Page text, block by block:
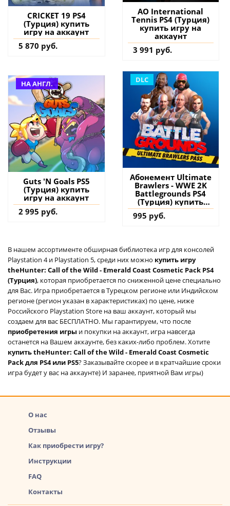
CRICKET 19 PS4
(Турция) купить
игру на аккаунт
5 870 руб.
AO International
Tennis PS4 (Турция)
купить игру на
аккаунт
3 991 руб.
НА АНГЛ.
Guts 'N Goals PS5
(Турция) купить
игру на аккаунт
2 995 руб.
DLC
Абонемент Ultimate
Brawlers - WWE 2K
Battlegrounds PS4
(Турция) купить
дополнение на
аккаунт
995 руб.
В нашем ассортименте обширная библиотека игр для консолей
Playstation 4 и Playstation 5, среди них можно купить игру
theHunter: Call of the Wild - Emerald Coast Cosmetic Pack PS4
(Турция), которая приобретается по сниженной цене специально
для Вас. Игра приобретается в Турецком регионе или Индийском
регионе (регион указан в характеристиках) по цене, ниже
Российского Playstation Store на ваш аккаунт, который мы
создаем для вас БЕСПЛАТНО. Мы гарантируем, что после
приобретения игры и покупки на аккаунт, игра навсегда
останется на Вашем аккаунте, без каких-либо проблем. Хотите
купить theHunter: Call of the Wild - Emerald Coast Cosmetic
Pack для PS4 или PS5? Заказывайте скорее и в кратчайшие сроки
игра будет у вас на аккаунте) И заранее, приятной Вам игры)
О нас
Отзывы
Как приобрести игру?
Инструкции
FAQ
Контакты